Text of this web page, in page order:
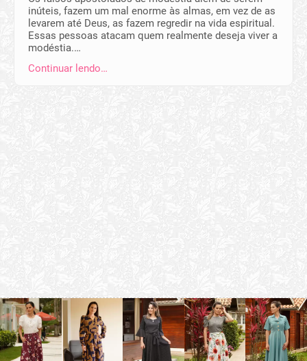
inúteis, fazem um mal enorme às almas, em vez de as
levarem até Deus, as fazem regredir na vida espiritual.
Essas pessoas atacam quem realmente deseja viver a
modéstia.…
Continuar lendo…